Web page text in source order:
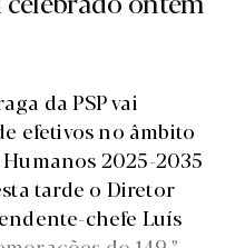
da PSP vai
efetivos no âmbito
2025-2035
tarde o Diretor
chefe Luís